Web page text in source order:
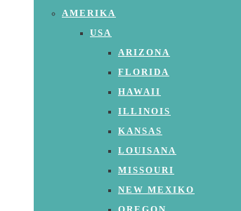
AMERIKA
USA
ARIZONA
FLORIDA
HAWAII
ILLINOIS
KANSAS
LOUISANA
MISSOURI
NEW MEXIKO